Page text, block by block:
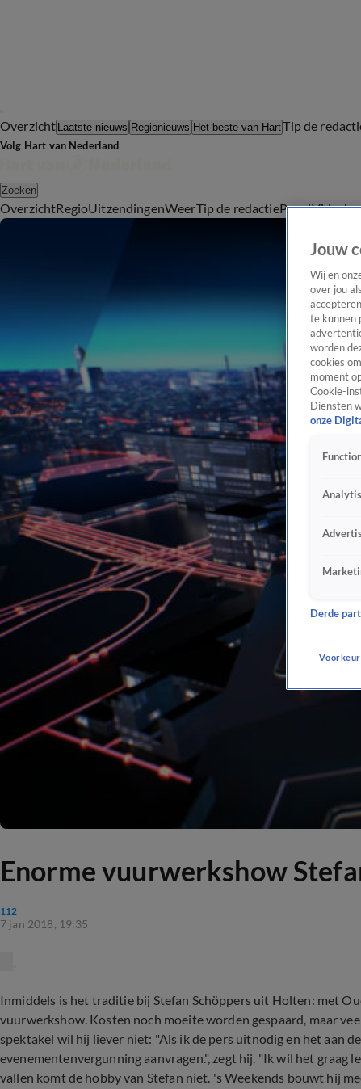
Overzicht Laatste nieuws Regionieuws Het beste van HartTip de
Volg Hart van Nederland
Zoeken
OverzichtRegioUitzendingenWeerTip de redactiePanelVideo's
Enorme vuurwerkshow
112
7 jan 2018, 19:35
Inmiddels is het traditie bij Stefan Schöppers uit Holten: met
vuurwerkshow. Kosten noch moeite worden gespaard, maar
spektakel wil hij liever niet: "Als ik de pers uitnodig en het aan
evenementenvergunning aanvragen.", zegt hij. "Ik wil het graag
vallen komt de hobby van Stefan niet. 's Weekends bouwt hij
Jouw
Wij en
over jou
te kunnen
worden
cookies
moment
Cookie-
Diensten
onze
Derde